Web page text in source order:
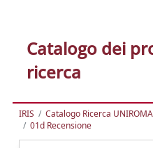
Catalogo dei
ricerca
IRIS Catalogo Ricerca
01d Recensione